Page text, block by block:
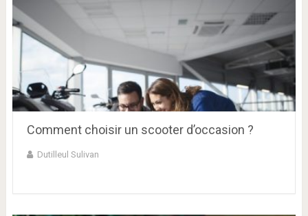
Comment choisir un scooter d’occasion ?
Dutilleul Sulivan